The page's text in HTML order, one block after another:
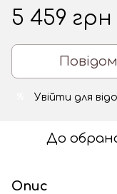
5 459 грн
Увійти для
До
Опис